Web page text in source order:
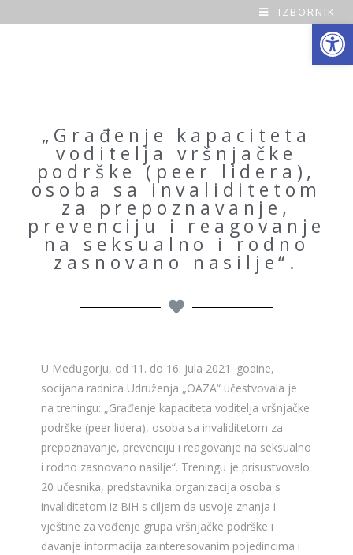
Open toolbar
O
m
IZBORNIK
„Građenje kapaciteta
voditelja vršnjačke
podrške (peer lidera),
osoba sa invaliditetom
za prepoznavanje,
prevenciju i reagovanje
na seksualno i rodno
zasnovano nasilje“.
U Međugorju, od 11. do 16. jula 2021. godine,
socijana radnica Udruženja „OAZA“ učestvovala je
na treningu: „Građenje kapaciteta voditelja vršnjačke
podrške (peer lidera), osoba sa invaliditetom za
prepoznavanje, prevenciju i reagovanje na seksualno
i rodno zasnovano nasilje“. Treningu je prisustvovalo
20 učesnika, predstavnika organizacija osoba s
invaliditetom iz BiH s ciljem da usvoje znanja i
vještine za vođenje grupa vršnjačke podrške i
davanje informacija zainteresovanim pojedincima i